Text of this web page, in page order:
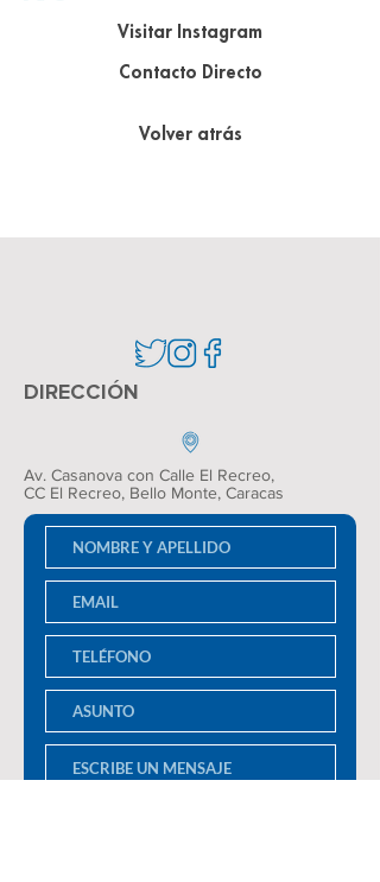
Visitar Instagram
Contacto Directo
Volver atrás
DIRECCIÓN
Av. Casanova con Calle El Recreo,
CC El Recreo, Bello Monte, Caracas